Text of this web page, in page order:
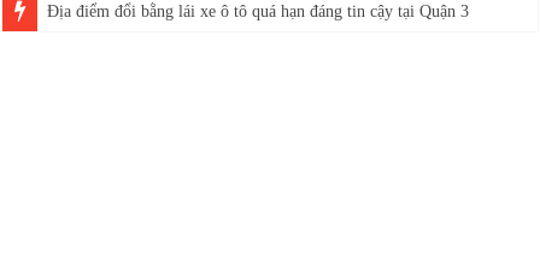
Địa điểm đổi bằng lái xe ô tô quá hạn đáng tin cậy tại Quận 3
Trung tâm nào học thi giấy phép lái xe hạng A (A2 cũ), A1 uy tín tại